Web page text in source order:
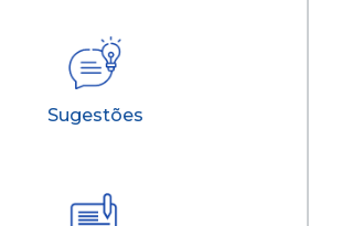
Sugestões